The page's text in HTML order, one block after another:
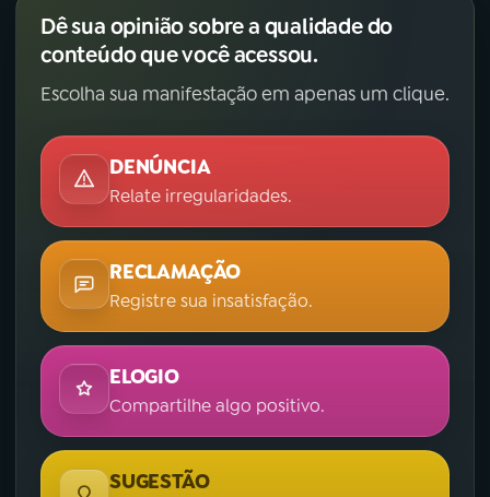
Dê sua opinião sobre a qualidade do
conteúdo que você acessou.
Escolha sua manifestação em apenas um clique.
DENÚNCIA
Relate irregularidades.
RECLAMAÇÃO
Registre sua insatisfação.
ELOGIO
Compartilhe algo positivo.
SUGESTÃO